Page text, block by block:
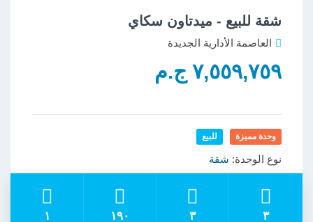
شقة للبيع - ميدتاون سكاي
العاصمة الأدارية الجديدة
٧,٥٥٩,٧٥٩ ج.م
وحدة مميزة للبيع
نوع الوحدة: شقة
٣ ٣ ١٩٠ ١